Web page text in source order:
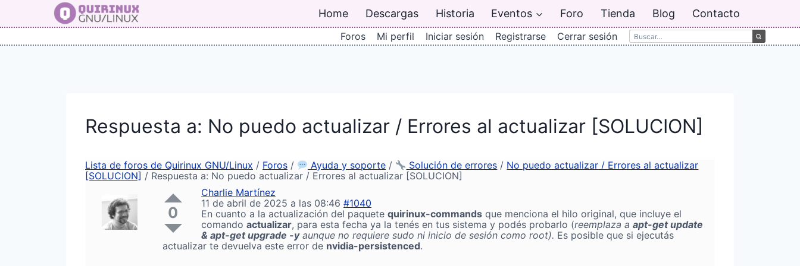
al
contenido
Home Descargas Historia Eventos Foro Tienda Blog Contacto
Foros Mi perfil Iniciar sesión Registrarse Cerrar sesión
Respuesta a: No puedo actualizar / Errores al actualizar [SOLUCION]
Lista de foros de Quirinux GNU/Linux / Foros / Ayuda y soporte / Solución de errores / No puedo actualizar / Errores al actualizar
[SOLUCION] / Respuesta a: No puedo actualizar / Errores al actualizar [SOLUCION]
0
Charlie Martínez
11 de abril de 2025 a las 08:46 #1040
En cuanto a la actualización del paquete quirinux-commands que menciona el hilo original, que incluye el
comando actualizar, para esta fecha ya la tenés en tus sistema y podés probarlo (reemplaza a apt-get update
& apt-get upgrade -yaunque no requiere sudo ni inicio de sesión como root). Es posible que si ejecutás
actualizar te devuelva este error de nvidia-persistenced.